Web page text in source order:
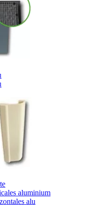
aluminium
alu